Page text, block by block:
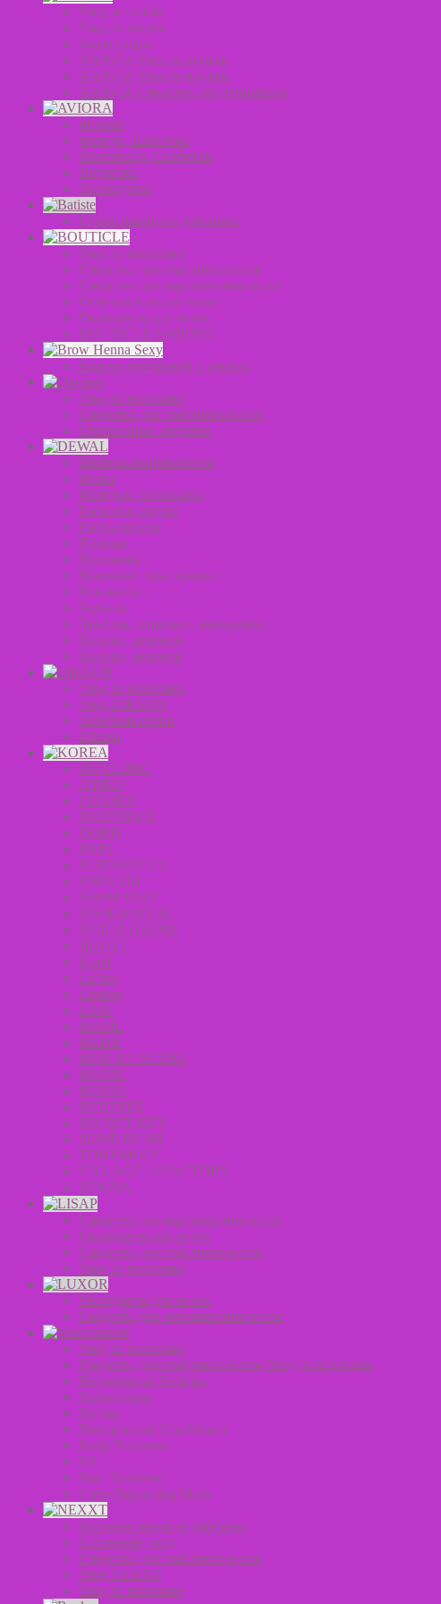
Уход за телом
Уход за лицом
Аксессуары
ARAVIA Уход за руками
ARAVIA Уход за ногами
ARAVIA Средства для депиляции
Фольга
Фартук, Шапочки
Полотенца, Салфетки
Перчатки
Аксессуары
Сухие шампуни для волос
Уход за волосами
Средства для стайлинга волос
Средства для окрашивания волос
Осветлители для волос
Оксиданты для волос
BOUTICLE НАБОРЫ
Краска для бровей и ресниц
Уход за волосами
Средства для стайлинга волос
Оттеночные средства
Щипцы-выпрямители
Фены
Фартуки, пеньюары
Расчески, щетки
Распылители
Плойки
Ножницы
Машинки для стрижки
Коклюшки
Зеркала
Зажимы, шпильки, невидимки
Валики, резинки
Валики, резинки
Уход за волосами
Уход DIKSON
Лечебная серия
Dikson
3W CLINIC
A’PIEU
CONSLY
DEOPROCE
DORIS
EKEL
ELIZAVECCA
ENOUGH
FARM STAY
FOODAHOLIC
IYOUB ПАТЧИ
JIGOTT
Koelf
La’dor
Lindsay
LION
MASIL
MEDB
MISE EN SCENE
MISTIC
MIZON
PETITFEE
SECRET KEY
SOME BY MI
TONYMOLY
VILLAGE 11 FACTORY
ZENZIA
Средства для окрашивания волос
Оксиданты для волос
Средства для стайлинга волос
Уход за волосами
Оксиданты для волос
Средства для окрашивания волос
Уход за волосами
Средства для стайлинга волос Уход за волосами
Подарочные Наборы
Аксессуары
Styling
Shampoo and Conditioner
Scalp Treatment
Oil
Hair Treatment
Color Depositing Mask
Пигмент прямого действия
Салонный уход
Средства для стайлинга волос
Уход NEXXT
Уход за волосами